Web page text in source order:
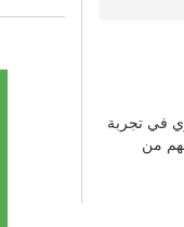
في تجربة
من